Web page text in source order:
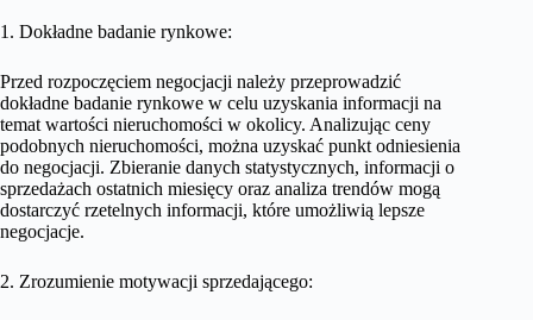
1. Dokładne badanie rynkowe:
Przed rozpoczęciem negocjacji należy przeprowadzić
dokładne badanie rynkowe w celu uzyskania informacji na
temat wartości nieruchomości w okolicy. Analizując ceny
podobnych nieruchomości, można uzyskać punkt odniesienia
do negocjacji. Zbieranie danych statystycznych, informacji o
sprzedażach ostatnich miesięcy oraz analiza trendów mogą
dostarczyć rzetelnych informacji, które umożliwią lepsze
negocjacje.
2. Zrozumienie motywacji sprzedającego: